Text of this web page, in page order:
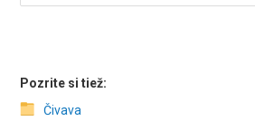
Pozrite si tiež:
Čivava